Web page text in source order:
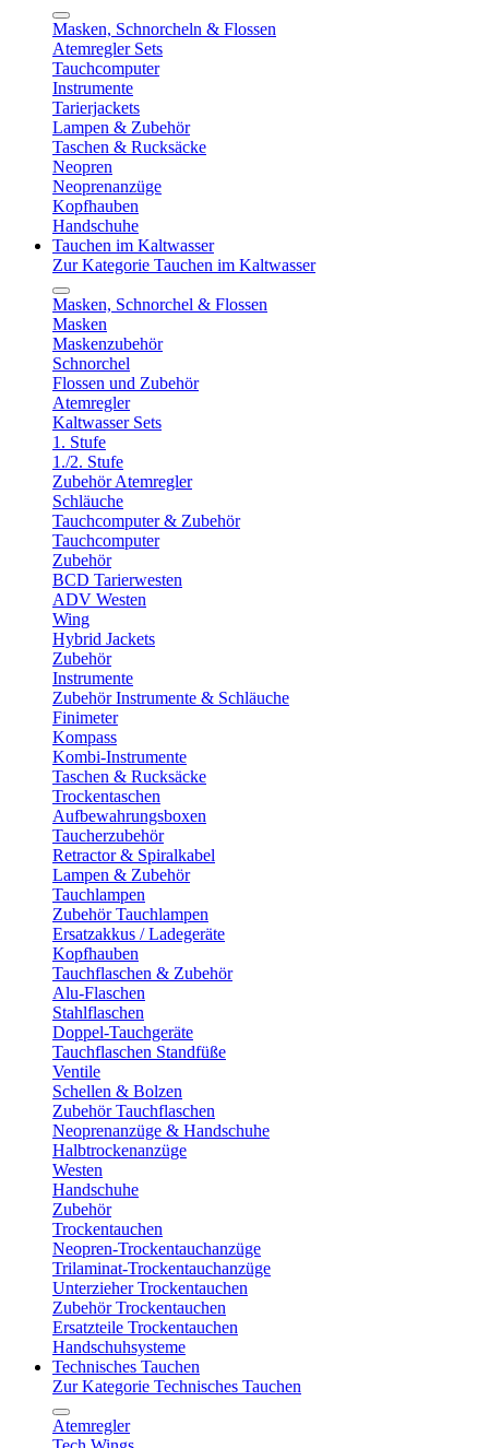
Masken, Schnorcheln & Flossen
Atemregler Sets
Tauchcomputer
Instrumente
Tarierjackets
Lampen & Zubehör
Taschen & Rucksäcke
Neopren
Neoprenanzüge
Kopfhauben
Handschuhe
Tauchen im Kaltwasser
Zur Kategorie Tauchen im Kaltwasser
Masken, Schnorchel & Flossen
Masken
Maskenzubehör
Schnorchel
Flossen und Zubehör
Atemregler
Kaltwasser Sets
1. Stufe
1./2. Stufe
Zubehör Atemregler
Schläuche
Tauchcomputer & Zubehör
Tauchcomputer
Zubehör
BCD Tarierwesten
ADV Westen
Wing
Hybrid Jackets
Zubehör
Instrumente
Zubehör Instrumente & Schläuche
Finimeter
Kompass
Kombi-Instrumente
Taschen & Rucksäcke
Trockentaschen
Aufbewahrungsboxen
Taucherzubehör
Retractor & Spiralkabel
Lampen & Zubehör
Tauchlampen
Zubehör Tauchlampen
Ersatzakkus / Ladegeräte
Kopfhauben
Tauchflaschen & Zubehör
Alu-Flaschen
Stahlflaschen
Doppel-Tauchgeräte
Tauchflaschen Standfüße
Ventile
Schellen & Bolzen
Zubehör Tauchflaschen
Neoprenanzüge & Handschuhe
Halbtrockenanzüge
Westen
Handschuhe
Zubehör
Trockentauchen
Neopren-Trockentauchanzüge
Trilaminat-Trockentauchanzüge
Unterzieher Trockentauchen
Zubehör Trockentauchen
Ersatzteile Trockentauchen
Handschuhsysteme
Technisches Tauchen
Zur Kategorie Technisches Tauchen
Atemregler